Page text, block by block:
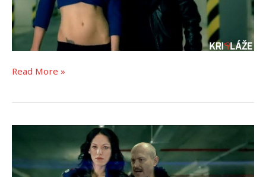
Read More »
a
Mariána